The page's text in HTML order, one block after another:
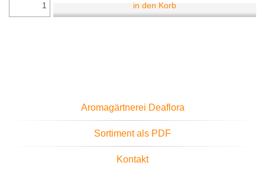
in den Korb
Aromagärtnerei Deaflora
Sortiment als PDF
Kontakt